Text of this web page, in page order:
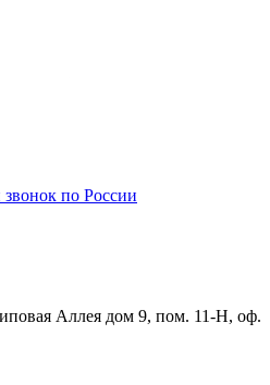
по России
Аллея дом 9, пом. 11-Н, оф.